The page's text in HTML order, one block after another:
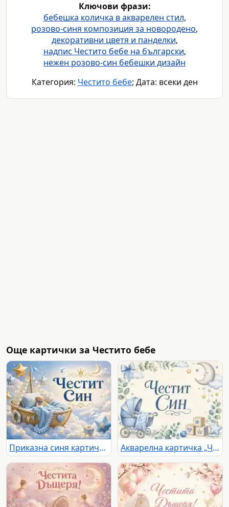
Ключови фрази:
бебешка количка в акварелен стил,
розово-синя композиция за новородено,
декоративни цветя и панделки,
надпис Честито бебе на български,
нежен розово-син бебешки дизайн
Категория: Честито бебе; Дата: всеки ден
Още картички за Честито бебе
Приказна синя картичка „Честит Син“ с бебешка люлка, мече, облаци и златни звезди Акварелна картичка „Честит Син“ с бебешка количка, луна и звезди